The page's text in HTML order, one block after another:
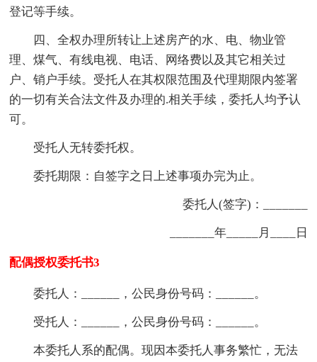
登记等手续。
四、全权办理所转让上述房产的水、电、物业管
理、煤气、有线电视、电话、网络费以及其它相关过
户、销户手续。受托人在其权限范围及代理期限内签署
的一切有关合法文件及办理的.相关手续，委托人均予认
可。
受托人无转委托权。
委托期限：自签字之日上述事项办完为止。
委托人(签字)：_______
_______年_____月____日
配偶授权委托书3
委托人：______，公民身份号码：______。
受托人：______，公民身份号码：______。
本委托人系的配偶。现因本委托人事务繁忙，无法